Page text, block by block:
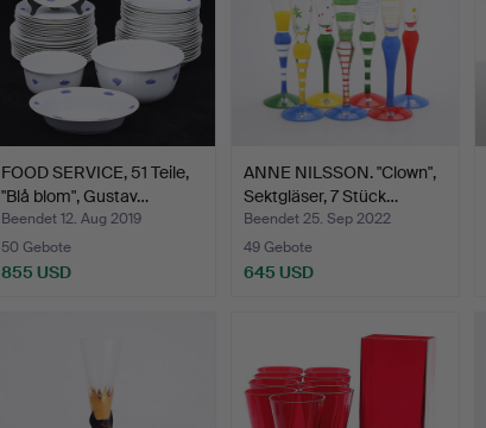
FOOD SERVICE, 51 Teile,
"Blå blom", Gustav…
Beendet 12. Aug 2019
50 Gebote
855 USD
ANNE NILSSON. "Clown",
Sektgläser, 7 Stück…
Beendet 25. Sep 2022
49 Gebote
645 USD